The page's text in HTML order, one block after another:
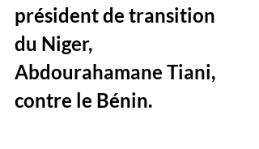
président de transition
du Niger,
Abdourahamane Tiani,
contre le Bénin.